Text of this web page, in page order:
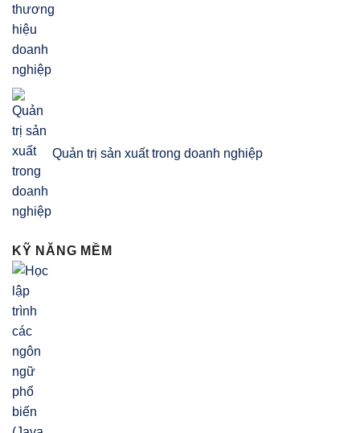
Quản trị sản xuất trong doanh nghiệp
KỸ NĂNG MỀM